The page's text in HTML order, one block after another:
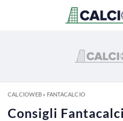
CALCIOWEB» FANTACALCIO
Consigli